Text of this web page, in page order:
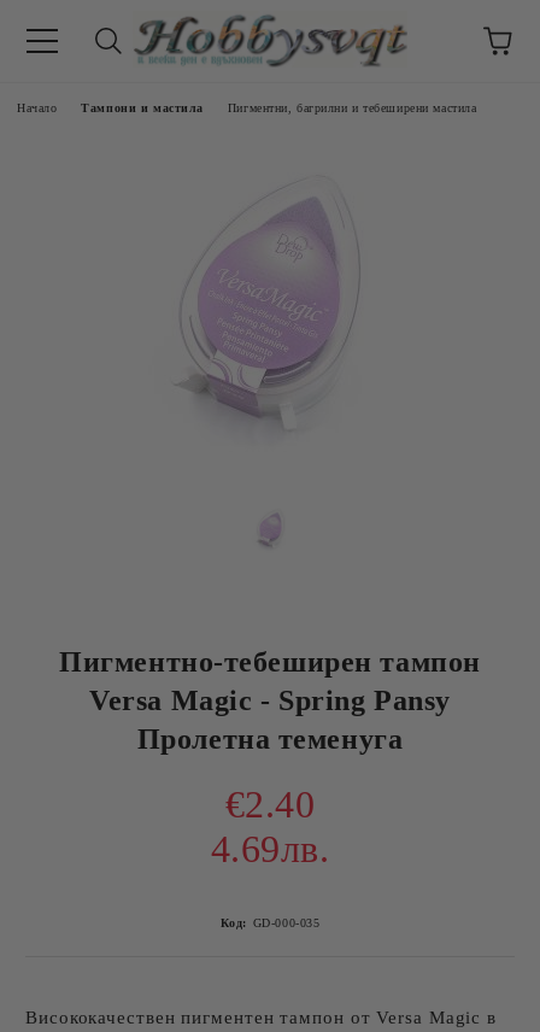
Начало Тампони и мастила Пигментни, багрилни и тебеширени мастила
Пигментно-тебеширен тампон
Versa Magic - Spring Pansy
Пролетна теменуга
€2.40
4.69лв.
Код: GD-000-035
Висококачествен пигментен тампон от Versa Magic в